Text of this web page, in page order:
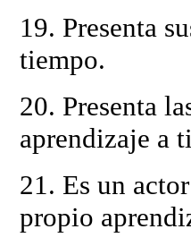
19. Presenta
tiempo.
20. Presenta
aprendizaje a
21. Es un
propio